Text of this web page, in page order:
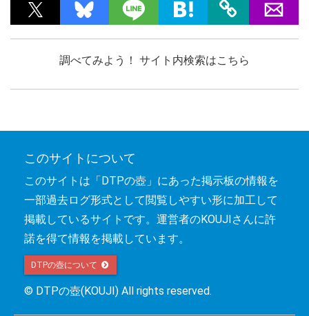
調べてみよう！ サイト内検索はこちら
このサイトについて
このサイトは「DTPの壺」にあった掲示板の情報を
一部過去ログ形式として閲覧しやすい形に加工して
掲載しているサイトです。運営者のKOUJIさんに許
諾を得て情報を掲載しています。
DTPの壺について
© DTPの壺(KOUJI) All rights reserved.